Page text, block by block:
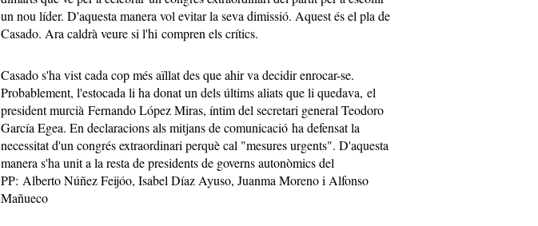
un nou líder. D'aquesta manera vol evitar la seva dimissió. Aquest és el pla de
Casado. Ara caldrà veure si l'hi compren els crítics.
Casado s'ha vist cada cop més aïllat des que ahir va decidir enrocar-se.
Probablement, l'estocada li ha donat un dels últims aliats que li quedava, el
president murcià Fernando López Miras, íntim del secretari general Teodoro
García Egea. En declaracions als mitjans de comunicació ha defensat la
necessitat d'un congrés extraordinari perquè cal "mesures urgents". D'aquesta
manera s'ha unit a la resta de presidents de governs autonòmics del
PP: Alberto Núñez Feijóo, Isabel Díaz Ayuso, Juanma Moreno i Alfonso
Mañueco